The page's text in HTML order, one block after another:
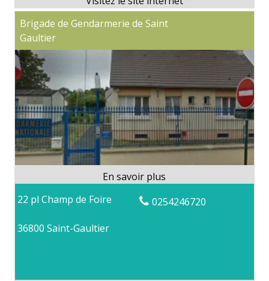
Brigade de Gendarmerie de Saint
Gaultier
22 pl Champ de Foire
36800 Saint-Gaultier
0254246720